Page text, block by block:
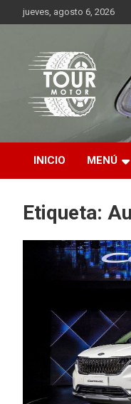
Saltar
al
jueves, agosto 6, 2026
Tour
Plataforma de
INICIO MENÚ
Etiqueta: